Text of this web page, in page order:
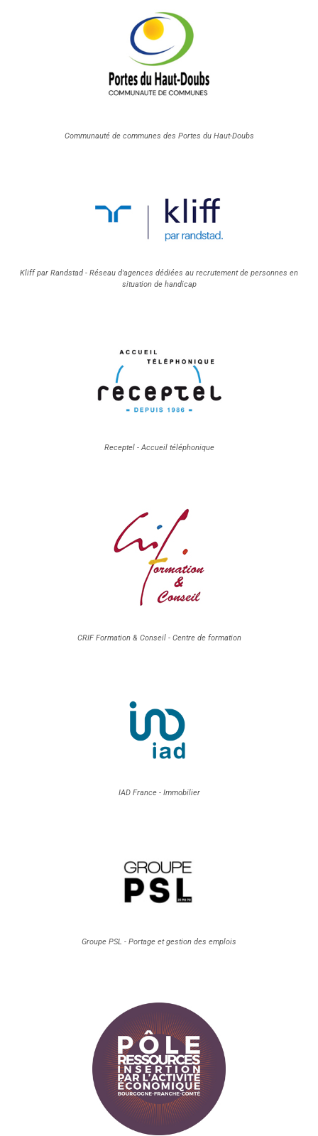
Communauté de communes des Portes du Haut-Doubs
Kliff par Randstad - Réseau d'agences dédiées au recrutement de personnes en
situation de handicap
Receptel - Accueil téléphonique
CRIF Formation & Conseil - Centre de formation
IAD France - Immobilier
Groupe PSL - Portage et gestion des emplois